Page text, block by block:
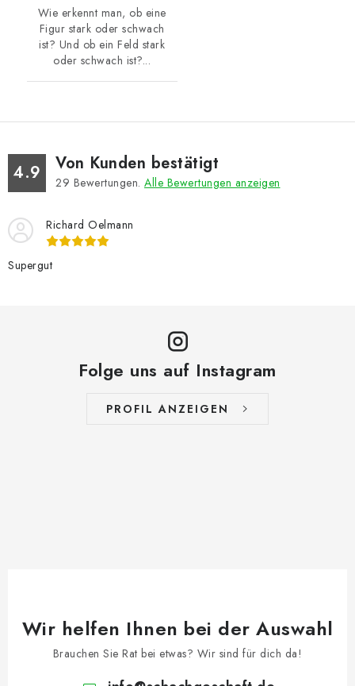
Wie erkennt man, ob eine
Figur stark oder schwach
ist? Und ob ein Feld stark
oder schwach ist?...
4.9 Von Kunden bestätigt
29 Bewertungen. Alle Bewertungen anzeigen
Richard Oelmann
Supergut
Folge uns auf Instagram
PROFIL ANZEIGEN
Wir helfen Ihnen bei der Auswahl
Brauchen Sie Rat bei etwas? Wir sind für dich da!